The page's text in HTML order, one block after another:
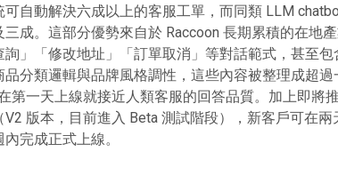
可自動解決六成以上的客服工單，而同類 LLM
三成。這部分優勢來自於 Raccoon 長期累積的在地
詢」「修改地址」「訂單取消」等對話範式，甚至
品分類邏輯與品牌風格調性，這些內容被整理成超過
第一天上線就接近人類客服的回答品質。加上即將
V2 版本，目前進入 Beta 測試階段），新客戶可在
完成正式上線。